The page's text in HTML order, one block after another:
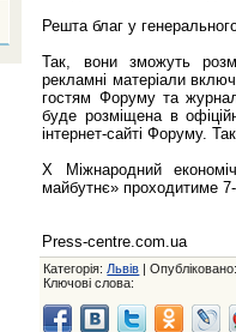
Решта благ у
Так, вони зможуть
рекламні матеріали
гостям Форуму та
буде розміщена в
інтернет-сайті Форуму.
Х Міжнародний
майбутнє» проходитиме 7-
Press-centre.com.ua
Категорія: Львів |
Ключові слова: